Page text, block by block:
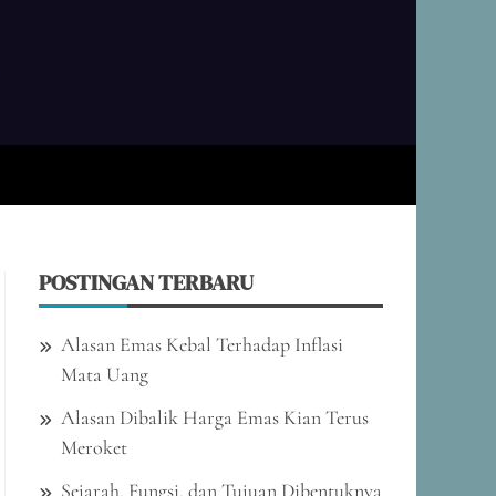
Fakta dan Analisis untuk Keputusan
POSTINGAN TERBARU
Alasan Emas Kebal Terhadap Inflasi
Mata Uang
Alasan Dibalik Harga Emas Kian Terus
Meroket
Sejarah, Fungsi, dan Tujuan Dibentuknya